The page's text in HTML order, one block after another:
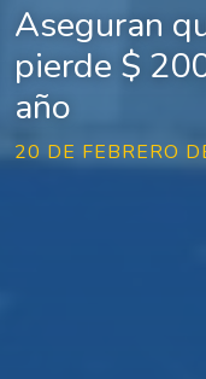
Aseguran
pierde $
año
20 DE FEBRERO